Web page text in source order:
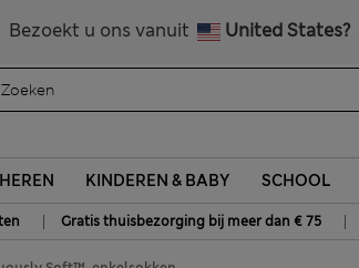
Bezoekt u ons vanuit United States?
HEREN KINDEREN & BABY SCHOOL
| Gratis thuisbezorging bij meer dan € 75 |